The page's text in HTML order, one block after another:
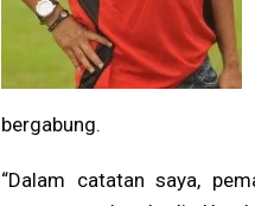
bergabung.
“Dalam catatan saya,